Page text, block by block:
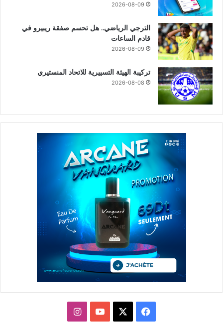
2026-08-09
الترجي الرياضي.. هل تحسم صفقة ريبيرو في
قادم الساعات
2026-08-09
تركيبة الهيئة التسييرية للاتحاد المنستيري
2026-08-08
فيسبوك يوتيوبانستقرام